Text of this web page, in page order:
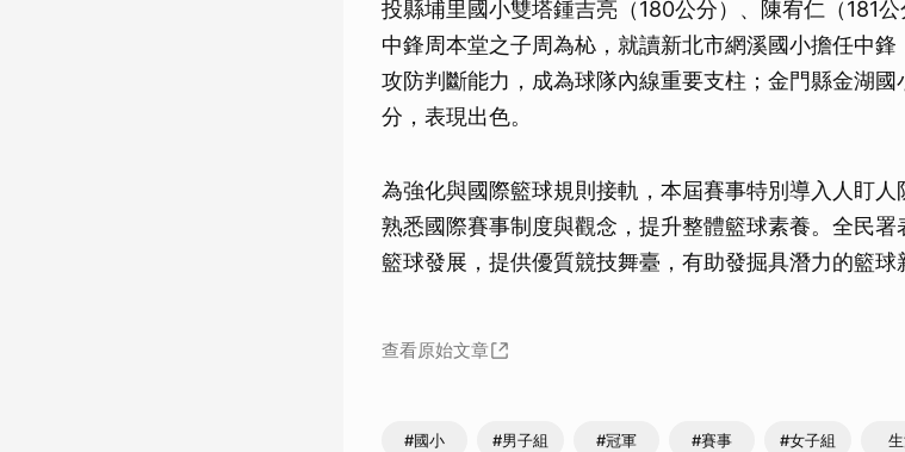
投縣埔里國小雙塔鍾吉亮（180公分）、陳宥仁（181
中鋒周本堂之子周為杺，就讀新北市網溪國小擔任中
攻防判斷能力，成為球隊內線重要支柱；金門縣金湖
分，表現出色。
為強化與國際籃球規則接軌，本屆賽事特別導入人盯
熟悉國際賽事制度與觀念，提升整體籃球素養。全民
籃球發展，提供優質競技舞臺，有助發掘具潛力的籃球
查看原始文章
#國小 #男子組 #冠軍 #賽事 #女子組
取消